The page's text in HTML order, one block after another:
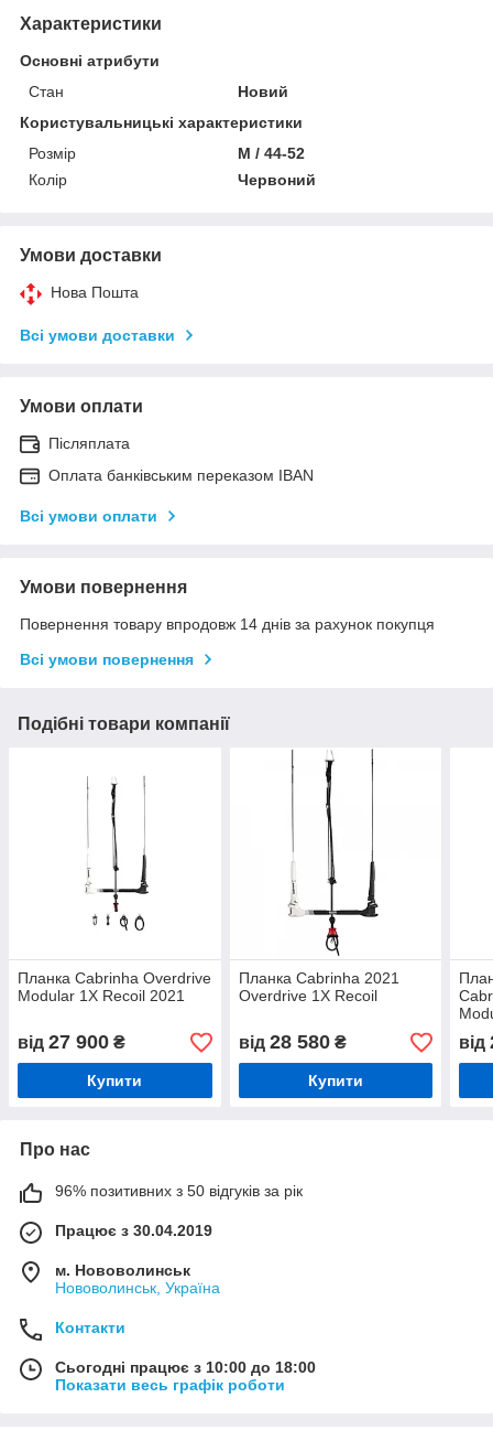
Характеристики
Основні атрибути
Стан
Новий
Користувальницькі характеристики
Розмір
M / 44-52
Колір
Червоний
Умови доставки
Нова Пошта
Всі умови доставки
Умови оплати
Післяплата
Оплата банківським переказом IBAN
Всі умови оплати
Умови повернення
Повернення товару впродовж 14 днів за рахунок покупця
Всі умови повернення
Подібні товари компанії
Планка Cabrinha Overdrive
Modular 1X Recoil 2021
від 27 900 ₴
Купити
Планка Cabrinha 2021
Overdrive 1X Recoil
від 28 580₴
Купити
від
Про нас
96% позитивних з 50 відгуків за рік
Працює з 30.04.2019
м. Нововолинськ
Нововолинськ, Україна
Контакти
Сьогодні працює з 10:00 до 18:00
Показати весь графік роботи